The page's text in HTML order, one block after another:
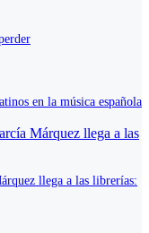
en la música española
llega a las librerías: